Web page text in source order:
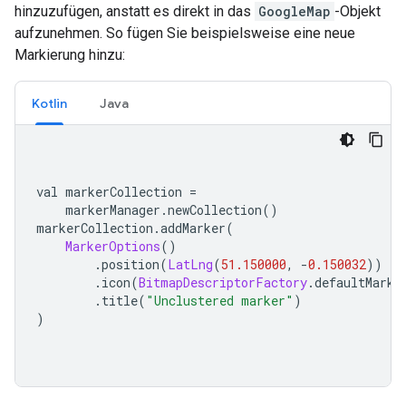
hinzuzufügen, anstatt es direkt in das GoogleMap -Objekt
aufzunehmen. So fügen Sie beispielsweise eine neue
Markierung hinzu:
Kotlin Java
val markerCollection =
markerManager .newCollection()
markerCollection .addMarker(
MarkerOptions()
.position(LatLng(51.150000, -0.150032))
. icon(BitmapDescriptorFactory.
. title( "Unclustered marker" )
)